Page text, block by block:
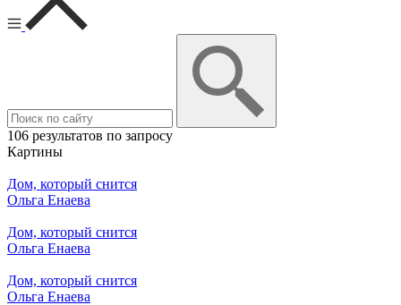
106 результатов по запросу
Картины
Дом, который снится
Ольга Енаева
Дом, который снится
Ольга Енаева
Дом, который снится
Ольга Енаева